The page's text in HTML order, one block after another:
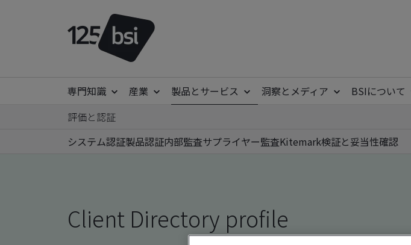
専門知識 産業 製品とサービス 洞察とメディア
BSIについて
評価と認証
システム認証製品認証内部監査サプライヤー監査Kitemark検証と妥当性確認
Client Directory profile